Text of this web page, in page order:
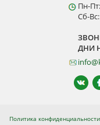
Пн-
Сб-
ДНИ
Политика конфиденциальности